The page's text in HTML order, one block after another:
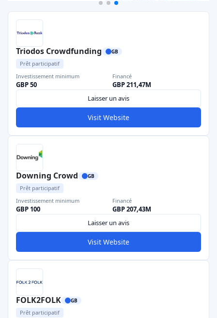
Triodos Crowdfunding GB
Prêt participatif
Investissement minimum
GBP 50
Financé
GBP 211,47M
Laisser un avis
Visit Website
Downing Crowd GB
Prêt participatif
Investissement minimum
GBP 100
Financé
GBP 207,43M
Laisser un avis
Visit Website
FOLK2FOLK GB
Prêt participatif